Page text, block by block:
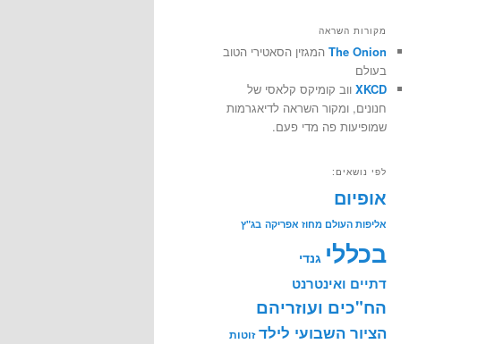
מקורות השראה
The Onion המגזין הסאטירי הטוב
בעולם
XKCD ווב קומיקס קלאסי של
חנונים, ומקור השראה לדיאגרמות
שמופיעות פה מדי פעם.
לפי נושאים:
אופיום
אליפות העולם מחוז אפריקה בג"ץ
בכללי גנדי
דתיים ואינטרנט
הח"כים ועוזריהם
הציור השבועי לילד זוטות